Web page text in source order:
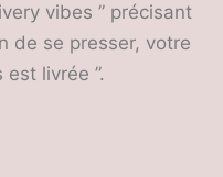
vibes ” précisant
de se presser, votre
livrée ”.